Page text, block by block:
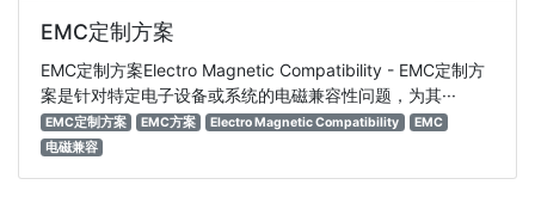
EMC定制方案
EMC定制方案Electro Magnetic Compatibility - EMC定制方
案是针对特定电子设备或系统的电磁兼容性问题，为其···
EMC定制方案 EMC方案 Electro Magnetic Compatibility
EMC
电磁兼容